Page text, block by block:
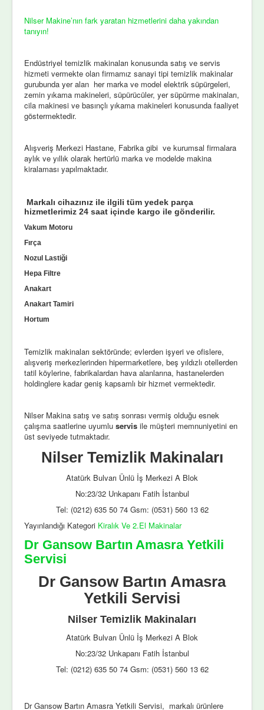
Nilser Makine’nın fark yaratan hizmetlerini daha yakından
tanıyın!
Endüstriyel temizlik makinaları konusunda satış ve servis
hizmeti vermekte olan firmamız sanayi tipi temizlik makinalar
gurubunda yer alan her marka ve model elektrik süpürgeleri,
zemin yıkama makineleri, süpürücüler, yer süpürme makinaları,
cila makinesi ve basınçlı yıkama makineleri konusunda faaliyet
göstermektedir.
Alışveriş Merkezi Hastane, Fabrika gibi ve kurumsal firmalara
aylık ve yıllık olarak hertürlü marka ve modelde makina
kiralaması yapılmaktadır.
Markalı cihazınız ile ilgili tüm yedek parça
hizmetlerimiz 24 saat içinde kargo ile gönderilir.
Vakum Motoru
Fırça
Nozul Lastiği
Hepa Filtre
Anakart
Anakart Tamiri
Hortum
Temizlik makinaları sektöründe; evlerden işyeri ve ofislere,
alışveriş merkezlerinden hipermarketlere, beş yıldızlı otellerden
tatil köylerine, fabrikalardan hava alanlarına, hastanelerden
holdinglere kadar geniş kapsamlı bir hizmet vermektedir.
Nilser Makina satış ve satış sonrası vermiş olduğu esnek
çalışma saatlerine uyumlu servis ile müşteri memnuniyetini en
üst seviyede tutmaktadır.
Nilser Temizlik Makinaları
Atatürk Bulvarı Ünlü İş Merkezi A Blok
No:23/32 Unkapanı Fatih İstanbul
Tel: (0212) 635 50 74 Gsm: (0531) 560 13 62
Yayınlandığı Kategori Kiralık Ve 2.El Makinalar
Dr Gansow Bartın Amasra Yetkili
Servisi
Dr Gansow Bartın Amasra
Yetkili Servisi
Nilser Temizlik Makinaları
Atatürk Bulvarı Ünlü İş Merkezi A Blok
No:23/32 Unkapanı Fatih İstanbul
Tel: (0212) 635 50 74 Gsm: (0531) 560 13 62
Dr Gansow Bartın Amasra Yetkili Servisi, markalı ürünlere